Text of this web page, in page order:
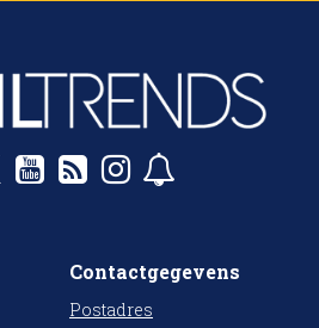
Contactgegevens
Postadres